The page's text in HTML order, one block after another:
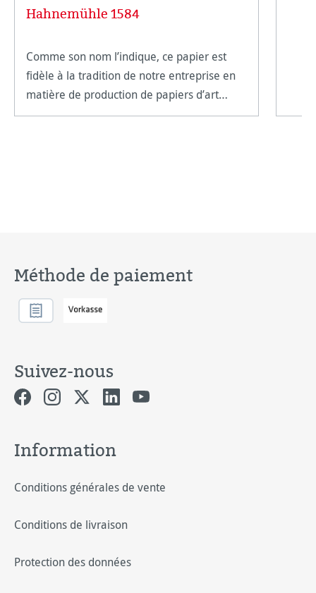
Hahnemühle 1584
Comme son nom l’indique, ce papier est
fidèle à la tradition de notre entreprise en
matière de production de papiers d’art
classiques d’excellence. Composé à 100%
Méthode de paiement
Suivez-nous
Information
Conditions générales de vente
Conditions de livraison
Protection des données